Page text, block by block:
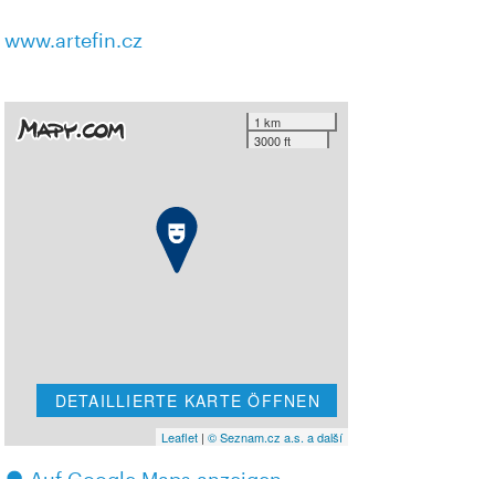
www.artefin.cz
1 km
3000 ft
DETAILLIERTE KARTE ÖFFNEN
Leaflet| © Seznam.cz a.s. a další